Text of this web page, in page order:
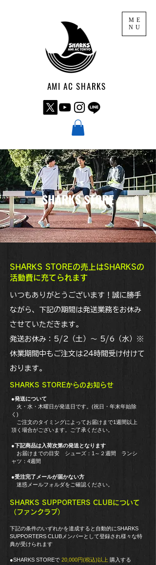
ME
NU
AMI AC SHARKS
​ SHARKS STORE
​SHARKS STOREの売上はSHARKSの
活動費に充てられます
いつもありがとうございます！誠に勝手
ながら、下記の期間は発送業務をお休み
させていただきます。
発送お休み：5/2（土）〜 5/6（水）※
休業期間中もご注文は24時間受け付けて
おります。
​SHARKS STOREからのお知らせ
●発送について
火・水・木曜日が発送日です。(祝日・年末年始除
く)
ご注文のタイミングによってお届けまで1週間以上
頂く場合がございます。ご了承ください。
●下記商品は入荷次第の発送となります
お届けまでの目安 シューズ ：1～２週間 ランシ
ャツ：4週間
●受注完了メールが届かない方
迷惑メールフォルダをご確認ください。
​SHARKS SUPPORTERS CLUBについて
（ファンクラブ）
​下記の条件のいずれかを達成すると 自動的にSHARKS
SUPPORTERS CLUBメンバーとして登録され様々な特
典が受けられます
​●SHARKS STOREで 20,000円(税込)以上 購入する